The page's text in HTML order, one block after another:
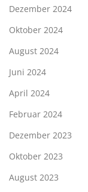
Dezember 2024
Oktober 2024
August 2024
Juni 2024
April 2024
Februar 2024
Dezember 2023
Oktober 2023
August 2023